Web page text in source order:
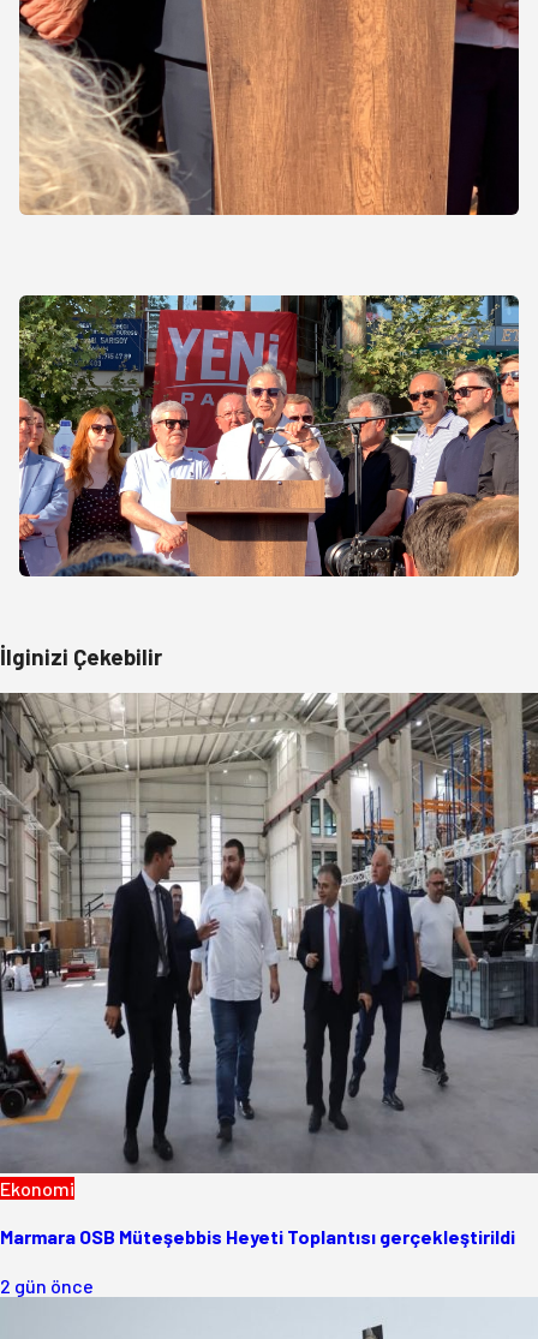
İlginizi Çekebilir
Ekonomi
Marmara OSB Müteşebbis Heyeti Toplantısı gerçekleştirildi
2 gün önce